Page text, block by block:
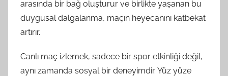
arasında bir bağ oluşturur ve birlikte yaşanan bu
duygusal dalgalanma, maçın heyecanını katbekat
artırır.
Canlı maç izlemek, sadece bir spor etkinliği değil,
aynı zamanda sosyal bir deneyimdir. Yüz yüze